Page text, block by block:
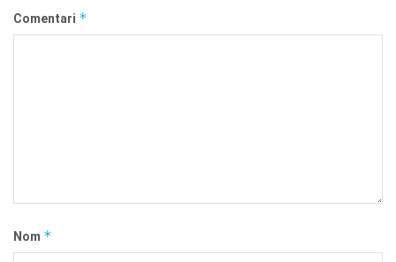
Comentari *
Nom *